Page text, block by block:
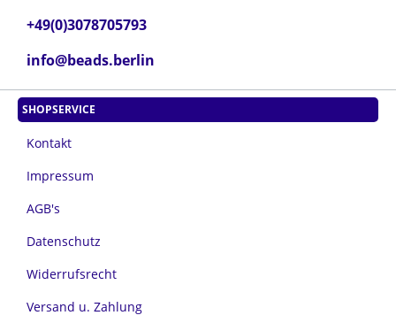
+49(0)3078705793
info@beads.berlin
SHOPSERVICE
Kontakt
Impressum
AGB's
Datenschutz
Widerrufsrecht
Versand u. Zahlung